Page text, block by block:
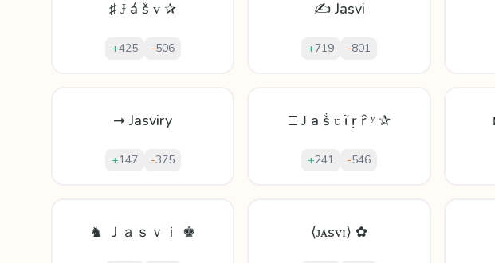
♯ Ɉ á ṧ ᴠ ✰
+425 -506
✍ Jasvi
+719 -801
➞ Jasviry
+147 -375
□ Ɉ а ṧ ʋ ĩ ṛ ȓ ʸ ✰
+241 -546
♞ Ｊａｓｖｉ ♚ ⟨ᴊᴀsᴠɪ⟩ ✿